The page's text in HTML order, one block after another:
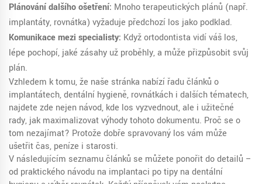
Plánování dalšího ošetření: Mnoho terapeutických plánů (např.
implantáty, rovnátka) vyžaduje předchozí los jako podklad.
Komunikace mezi specialisty: Když ortodontista vidí váš los,
lépe pochopí, jaké zásahy už proběhly, a může přizpůsobit svůj
plán.
Vzhledem k tomu, že naše stránka nabízí řadu článků o
implantátech, dentální hygieně, rovnátkách i dalších tématech,
najdete zde nejen návod, kde los vyzvednout, ale i užitečné
rady, jak maximalizovat výhody tohoto dokumentu. Proč se o
tom nezajímat? Protože dobře spravovaný los vám může
ušetřit čas, peníze i starosti.
V následujícím seznamu článků se můžete ponořit do detailů –
od praktického návodu na implantaci po tipy na dentální